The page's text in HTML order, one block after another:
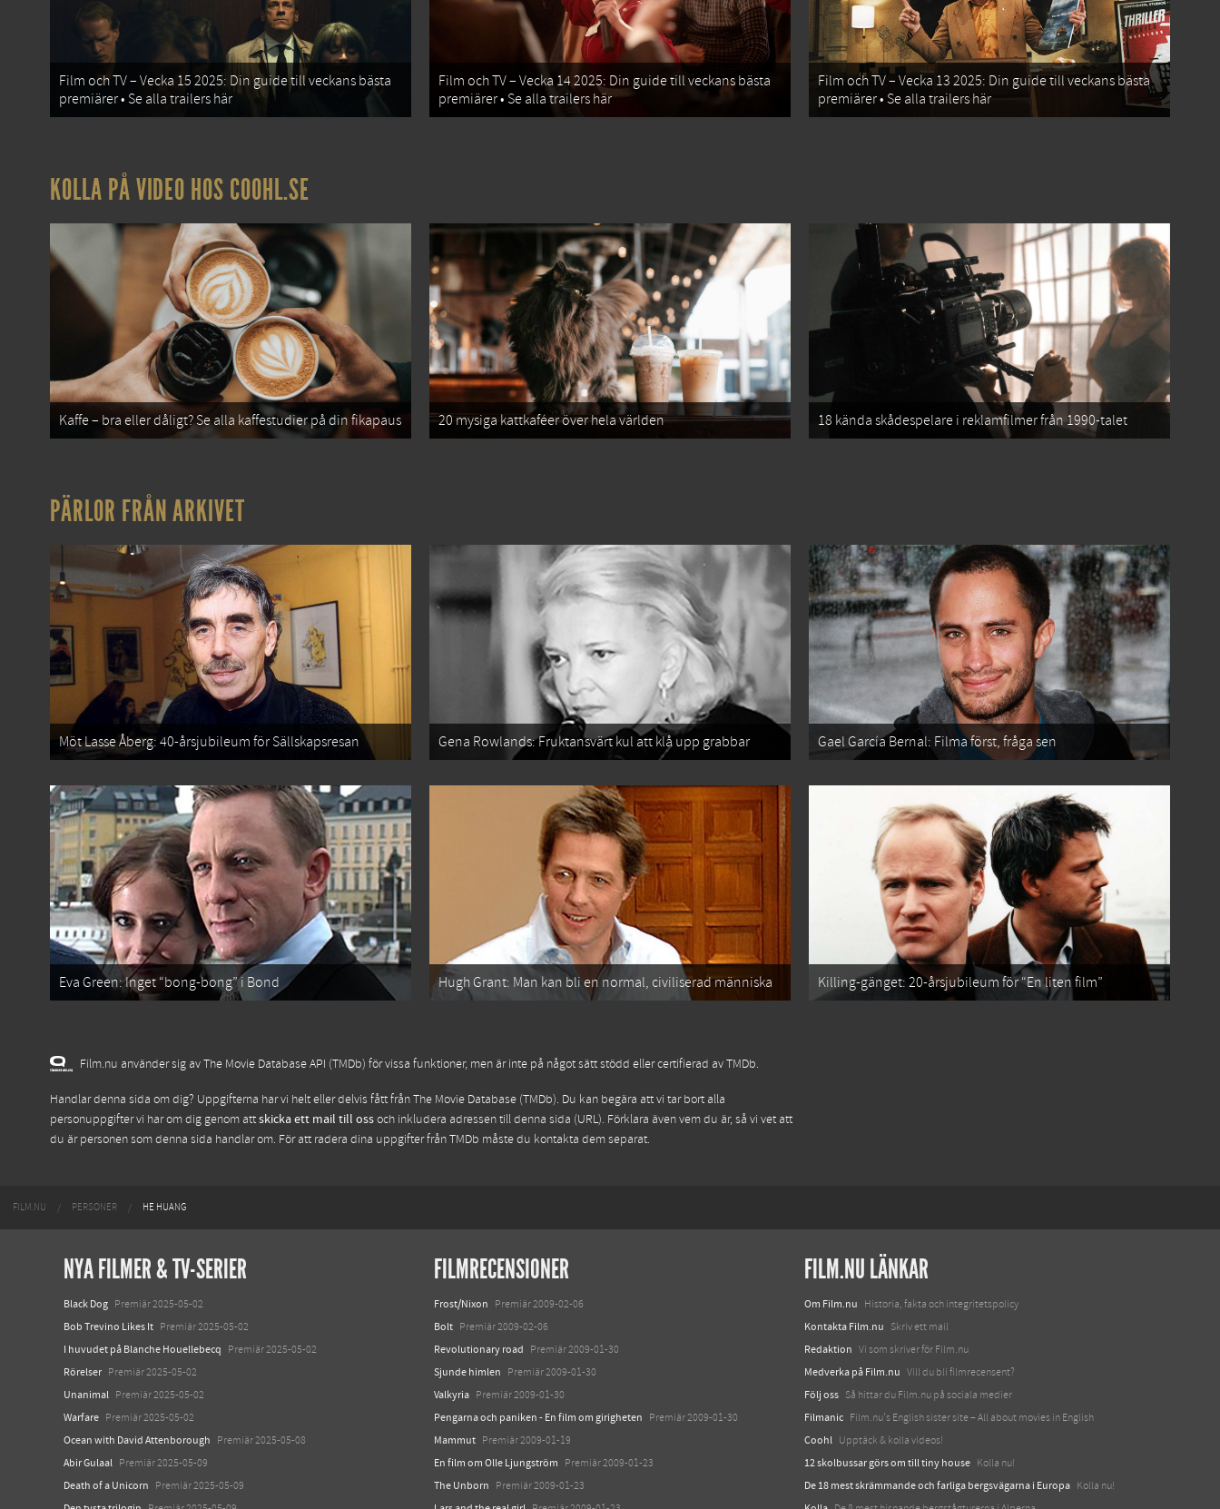
Film och TV – Vecka 15 2025: Din guide till veckans bästa
premiärer • Se alla trailers här
Film och TV – Vecka 14 2025: Din guide till veckans bästa
premiärer • Se alla trailers här
Film och TV – Vecka 13 2025: Din guide till veckans bästa
premiärer • Se alla trailers här
KOLLA PÅ VIDEO HOS COOHL.SE
Kaffe – bra eller dåligt? Se alla kaffestudier på din fikapaus 20 mysiga kattkaféer över hela världen 18 kända skådespelare i reklamfilmer från 1990-talet
PÄRLOR FRÅN ARKIVET
Möt Lasse Åberg: 40-årsjubileum för Sällskapsresan Gena Rowlands: Fruktansvärt kul att klå upp grabbar Gael García Bernal: Filma först, fråga sen
Eva Green: Inget “bong-bong” i Bond Hugh Grant: Man kan bli en normal, civiliserad människa Killing-gänget: 20-årsjubileum för “En liten film”
Film.nu använder sig av The Movie Database API (TMDb) för vissa funktioner, men är inte på något sätt stödd eller certifierad av TMDb.
Handlar denna sida om dig? Uppgifterna har vi helt eller delvis fått frånThe Movie Database (TMDb). Du kan begära att vi tar bort alla
personuppgifter vi har om dig genom attskicka ett mail till ossoch inkludera adressen till denna sida (URL). Förklara även vem du är, så vi vet att
du är personen som denna sida handlar om. För att radera dina uppgifter från TMDb måste du kontakta dem separat.
FILM.NU PERSONER HE HUANG
NYA FILMER & TV-SERIER
Black Dog Premiär 2025-05-02
Bob Trevino Likes It Premiär 2025-05-02
I huvudet på Blanche Houellebecq Premiär 2025-05-02
Rörelser Premiär 2025-05-02
Unanimal Premiär 2025-05-02
Warfare Premiär 2025-05-02
Ocean with David Attenborough Premiär 2025-05-08
Abir Gulaal Premiär 2025-05-09
Death of a Unicorn Premiär 2025-05-09
FILMRECENSIONER
Frost/Nixon Premiär 2009-02-06
Bolt Premiär 2009-02-06
Revolutionary road Premiär 2009-01-30
Sjunde himlen Premiär 2009-01-30
Valkyria Premiär 2009-01-30
Pengarna och paniken - En film om girigheten Premiär 2009-01-30
Mammut Premiär 2009-01-19
En film om Olle Ljungström Premiär 2009-01-23
The Unborn Premiär 2009-01-23
FILM.NU LÄNKAR
Om Film.nu Historia, fakta och integritetspolicy
Kontakta Film.nu Skriv ett mail
Redaktion Vi som skriver för Film.nu
Medverka på Film.nu Vill du bli filmrecensent?
Följ oss Så hittar du Film.nu på sociala medier
Filmanic Film.nu's English sister site – All about movies in English
Coohl Upptäck & kolla videos!
12 skolbussar görs om till tiny house Kolla nu!
De 18 mest skrämmande och farliga bergsvägarna i Europa Kolla nu!